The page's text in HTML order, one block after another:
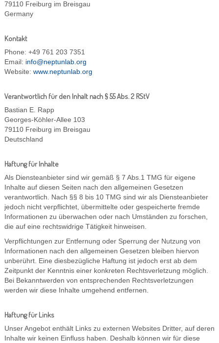
79110 Freiburg im Breisgau
Germany
Kontakt
Phone: +49 761 203 7351
Email: info@neptunlab.org
Website: www.neptunlab.org
Verantwortlich für den Inhalt nach § 55 Abs. 2 RStV
Bastian E. Rapp
Georges-Köhler-Allee 103
79110 Freiburg im Breisgau
Deutschland
Haftung für Inhalte
Als Diensteanbieter sind wir gemäß § 7 Abs.1 TMG für eigene
Inhalte auf diesen Seiten nach den allgemeinen Gesetzen
verantwortlich. Nach §§ 8 bis 10 TMG sind wir als Diensteanbieter
jedoch nicht verpflichtet, übermittelte oder gespeicherte fremde
Informationen zu überwachen oder nach Umständen zu forschen,
die auf eine rechtswidrige Tätigkeit hinweisen.
Verpflichtungen zur Entfernung oder Sperrung der Nutzung von
Informationen nach den allgemeinen Gesetzen bleiben hiervon
unberührt. Eine diesbezügliche Haftung ist jedoch erst ab dem
Zeitpunkt der Kenntnis einer konkreten Rechtsverletzung möglich.
Bei Bekanntwerden von entsprechenden Rechtsverletzungen
werden wir diese Inhalte umgehend entfernen.
Haftung für Links
Unser Angebot enthält Links zu externen Websites Dritter, auf deren
Inhalte wir keinen Einfluss haben. Deshalb können wir für diese